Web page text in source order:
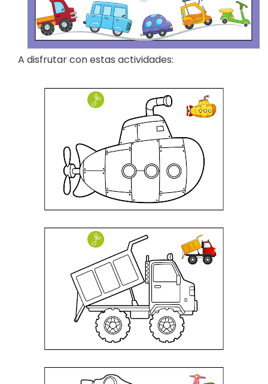
A disfrutar con estas actividades: